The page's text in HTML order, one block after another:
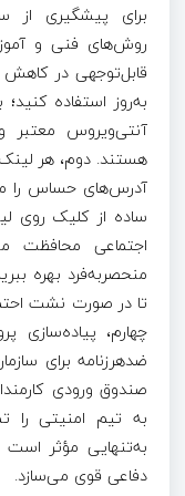
برای پیشگیری از
روش‌های فنی و
قابل‌توجهی در کاهش
به‌روز استفاده
آنتی‌ویروس معتبر و
هستند. دوم، هر
آدرس‌های حساس را
ساده از کلیک روی
اجتماعی محافظت
منحصربه‌فرد بهره
تا در صورت نشت
چهارم، پیاده‌سازی
ضدهرزنامه برای
صندوق ورودی
به تیم امنیتی را
به‌تنهایی مؤثر است
دفاعی قوی می‌سازد.